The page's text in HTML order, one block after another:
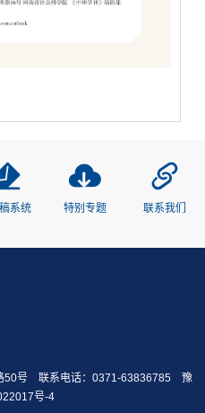
系统 特别专题 联系我们
50号 联系电话：0371-63836785 豫
号-4